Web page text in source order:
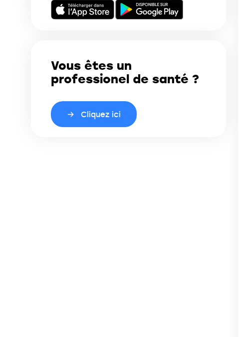
Vous êtes un
professionel de santé ?
Cliquez ici